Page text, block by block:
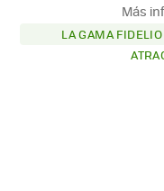
Más
LA GAMA